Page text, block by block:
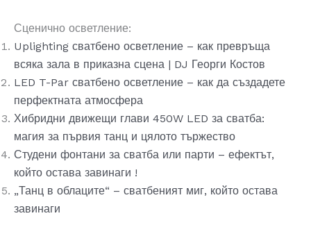
Сценично осветление:
Uplighting сватбено осветление – как превръща
всяка зала в приказна сцена | DJ Георги Костов
LED T-Par сватбено осветление – как да създадете
перфектната атмосфера
Хибридни движещи глави 450W LED за сватба:
магия за първия танц и цялото тържество
Студени фонтани за сватба или парти – ефектът,
който остава завинаги !
„Танц в облаците“ – сватбеният миг, който остава
завинаги